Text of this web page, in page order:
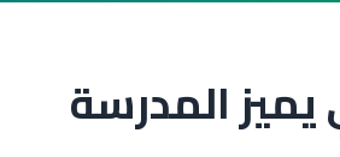
يميز المدرسة